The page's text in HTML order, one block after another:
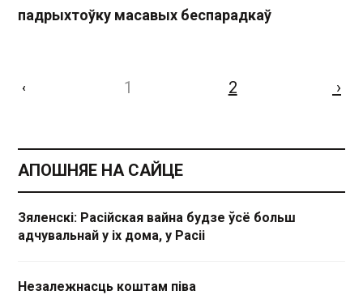
падрыхтоўку масавых беспарадкаў
‹ 1 2 ›
АПОШНЯЕ НА САЙЦЕ
Зяленскі: Расійская вайна будзе ўсё больш
адчувальнай у іх дома, у Расіі
Незалежнасць коштам піва